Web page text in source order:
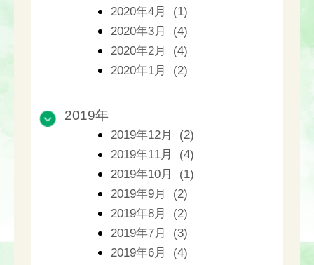
2020年4月 (1)
2020年3月 (4)
2020年2月 (4)
2020年1月 (2)
2019年
2019年12月 (2)
2019年11月 (4)
2019年10月 (1)
2019年9月 (2)
2019年8月 (2)
2019年7月 (3)
2019年6月 (4)